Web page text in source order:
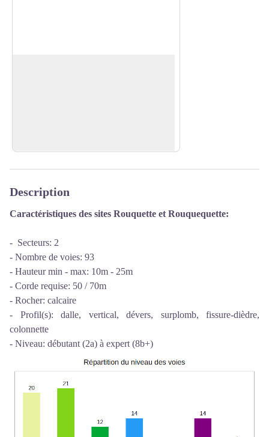
Description
Caractéristiques des sites Rouquette et Rouquequette:
- Secteurs: 2
- Nombre de voies: 93
- Hauteur min - max: 10m - 25m
- Corde requise: 50 / 70m
- Rocher: calcaire
- Profil(s): dalle, vertical, dévers, surplomb, fissure-dièdre,
colonnette
- Niveau: débutant (2a) à expert (8b+)